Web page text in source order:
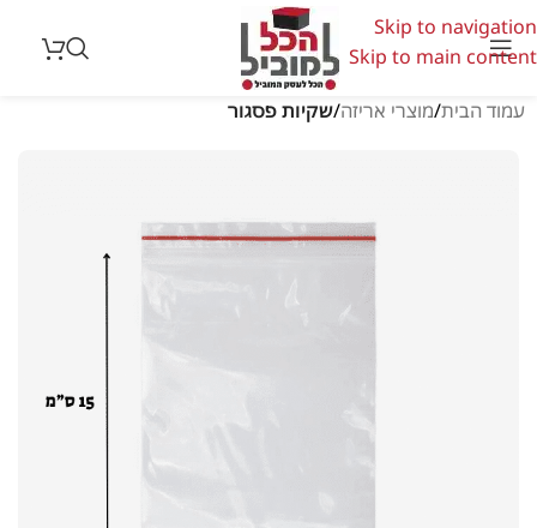
Skip to navigation
Skip to main content
עמוד הבית מוצרי אריזה שקיות פסגור